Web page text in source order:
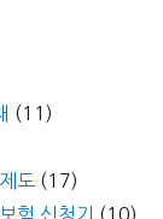
(11)
도 (17)
험 신청기
(10)